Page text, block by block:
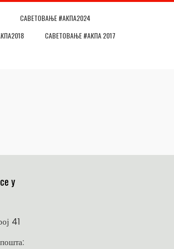
САВЕТОВАЊЕ #АКПА2024
САВЕТОВАЊЕ #АКПА 2017
у
41